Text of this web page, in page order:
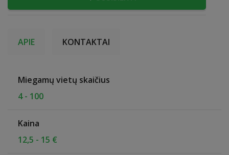
APIE KONTAKTAI
Miegamų vietų skaičius
4 - 100
Kaina
12,5 - 15 €